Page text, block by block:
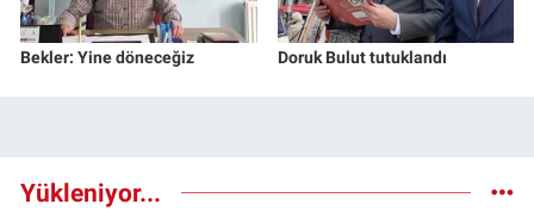
Bekler: Yine döneceğiz Doruk Bulut tutuklandı
Yükleniyor...